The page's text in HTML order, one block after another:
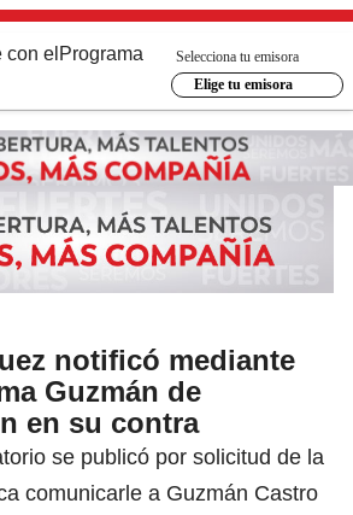
con el Programa
Selecciona tu emisora
Elige tu emisora
notificó mediante
Guzmán de
en su contra
se publicó por solicitud de la
comunicarle a Guzmán Castro